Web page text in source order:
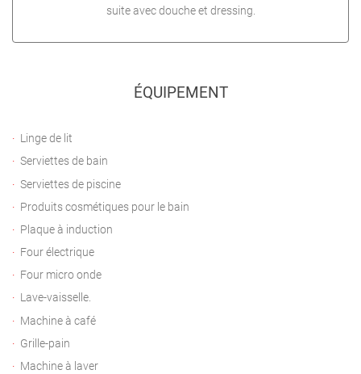
suite avec douche et dressing.
ÉQUIPEMENT
Linge de lit
Serviettes de bain
Serviettes de piscine
Produits cosmétiques pour le bain
Plaque à induction
Four électrique
Four micro onde
Lave-vaisselle.
Machine à café
Grille-pain
Machine à laver